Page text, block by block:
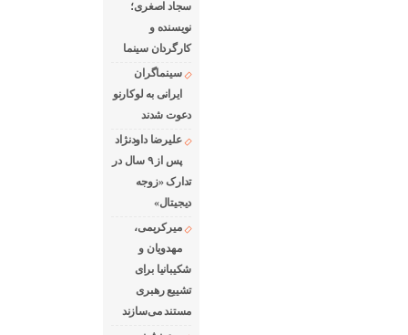
سجاد اصغری؛
نویسنده و
کارگردان سینما
سینماگران
ایرانی به لوکارنو
دعوت شدند
علیرضا داودنژاد
پس از ۹ سال در
تدارک «زوجه
دیجیتال»
میرکریمی،
مهدویان و
شکیبانیا برای
تشییع رهبری
مستند می‌سازند